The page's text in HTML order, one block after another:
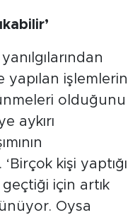
yapılan işlemlerin
olduğunu
aykırı
kişi yaptığı
için artık
Oysa